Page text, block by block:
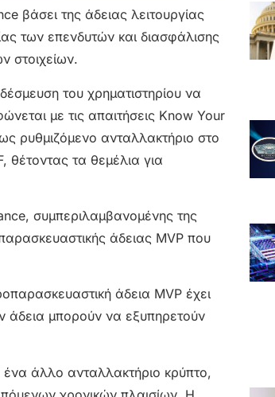
βάσει της άδειας λειτουργίας
των επενδυτών και διασφάλισης
στοιχείων.
του χρηματιστηρίου να
με τις απαιτήσεις Know Your
ρυθμιζόμενο ανταλλακτήριο στο
θέτοντας τα θεμέλια για
συμπεριλαμβανομένης της
άδειας MVP που
άδεια MVP έχει
άδεια μπορούν να εξυπηρετούν
ένα άλλο ανταλλακτήριο κρύπτο,